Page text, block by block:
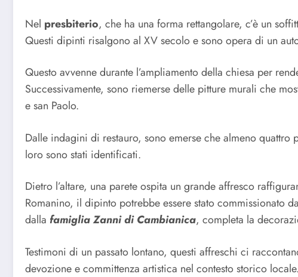
Nel presbiterio, che ha una forma rettangolare, c’è un
Questi dipinti risalgono al XV secolo e sono opera di un
Questo avvenne durante l’ampliamento della chiesa per
Successivamente, sono riemerse delle pitture murali che
e san Paolo.
Dalle indagini di restauro, sono emerse che almeno
loro sono stati identificati.
Dietro l’altare, una parete ospita un grande affresco
Romanino, il dipinto potrebbe essere stato commissionato
dalla famiglia Zanni di Cambianica, completa la
Testimoni di un passato lontano, questi affreschi ci
devozione e committenza artistica nel contesto storico locale.